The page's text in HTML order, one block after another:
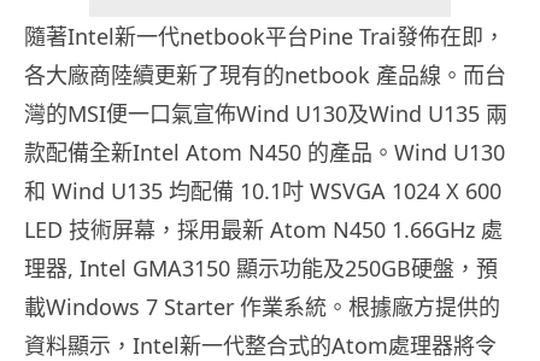
隨著Intel新一代netbook平台Pine Trai發佈在即，
各大廠商陸續更新了現有的netbook 產品線。而台
灣的MSI便一口氣宣佈Wind U130及Wind U135 兩
款配備全新Intel Atom N450 的產品。Wind U130
和 Wind U135 均配備 10.1吋 WSVGA 1024 X 600
LED 技術屏幕，採用最新 Atom N450 1.66GHz 處
理器, Intel GMA3150 顯示功能及250GB硬盤，預
載Windows 7 Starter 作業系統。根據廠方提供的
資料顯示，Intel新一代整合式的Atom處理器將令